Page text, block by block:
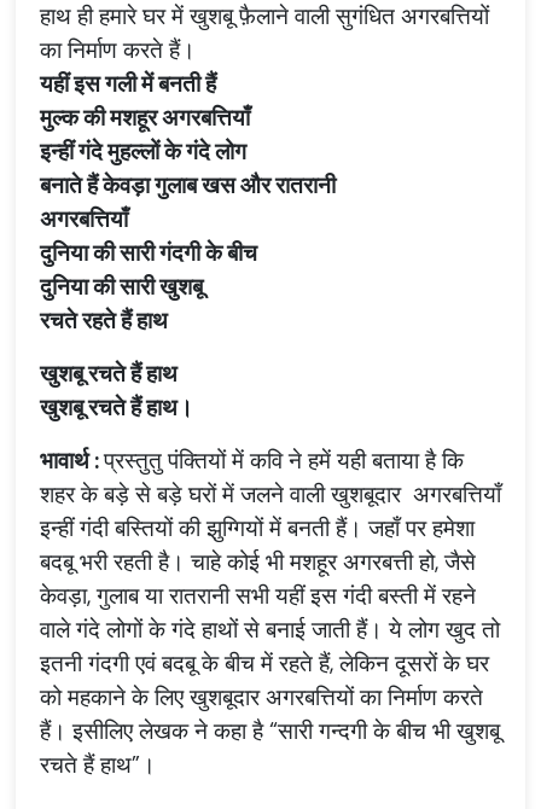
हाथ ही हमारे घर में खुशबू फ़ैलाने वाली सुगंधित अगरबत्तियों
का निर्माण करते हैं।
यहींइसगलीमेंबनतीहैं
मुल्ककीमशहूरअगरबत्तियाँ
इन्हींगंदेमुहल्लोंकेगंदेलोग
बनातेहैंकेवड़ागुलाबखसऔररातरानी
अगरबत्तियाँ
दुनियाकीसारीगंदगीकेबीच
दुनियाकीसारीखुशबू
रचतेरहतेहैंहाथ
खुशबूरचतेहैंहाथ
खुशबूरचतेहैंहाथ।
भावार्थ:प्रस्तुतु पंक्तियों में कवि ने हमें यही बताया है कि
शहर के बड़े से बड़े घरों में जलने वाली खुशबूदार अगरबत्तियाँ
इन्हीं गंदी बस्तियों की झुग्गियों में बनती हैं। जहाँ पर हमेशा
बदबू भरी रहती है। चाहे कोई भी मशहूर अगरबत्ती हो,जैसे
केवड़ा,गुलाब या रातरानी सभी यहीं इस गंदी बस्ती में रहने
वाले गंदे लोगों के गंदे हाथों से बनाई जाती हैं। ये लोग खुद तो
इतनी गंदगी एवं बदबू के बीच में रहते हैं,लेकिन दूसरों के घर
को महकाने के लिए खुशबूदार अगरबत्तियों का निर्माण करते
हैं। इसीलिए लेखक ने कहा है “सारी गन्दगी के बीच भी खुशबू
रचते हैं हाथ” ।